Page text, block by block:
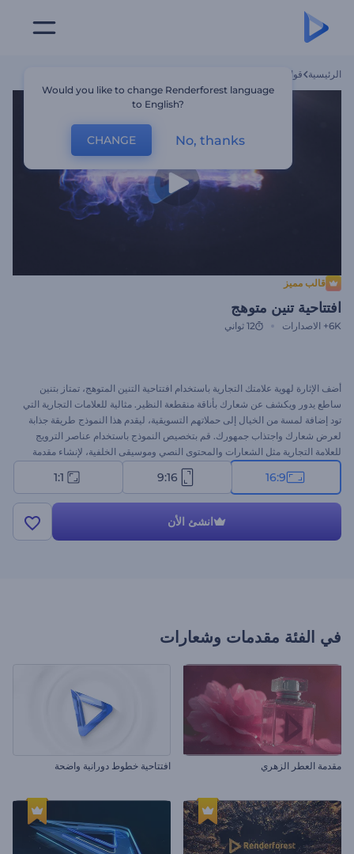
الرئيسية قوالب
قالب مميز
افتتاحية تنين متوهج
6K+ الاصدارات 12 ثواني
أضف الإثارة لهوية علامتك التجارية باستخدام افتتاحية التنين المتوهج، تمتاز بتنين
ساطع يدور ويكشف عن شعارك بأناقة منقطعة النظير. مثالية للعلامات التجارية التي
تود إضافة لمسة من الخيال إلى حملاتهم التسويقية، ليقدم هذا النموذج طريقة جذابة
لعرض شعارك واجتذاب جمهورك. قم بتخصيص النموذج باستخدام عناصر الترويج
للعلامة التجارية مثل الشعارات والمحتوى النصي وموسيقى الخلفية، لإنشاء مقدمة
جذابة. ابدأ الآن!
16:9
9:16
1:1
انشئ الأن
في الفئة مقدمات وشعارات
مقدمة العطر الزهري افتتاحية خطوط دورانية واضحة
Would you like to change Renderforest language
to English?
CHANGE No, thanks